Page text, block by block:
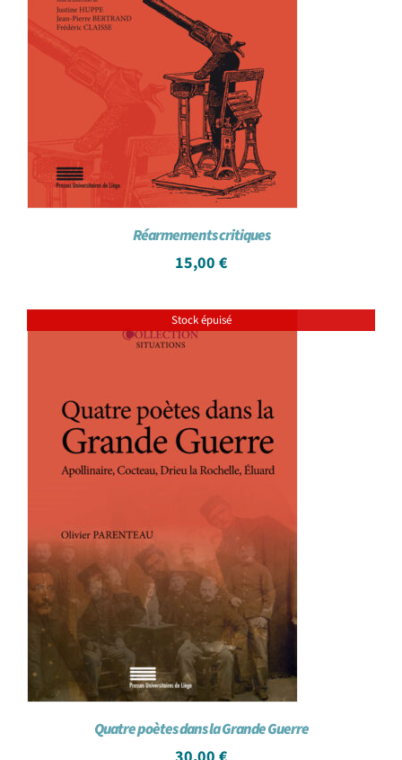
Réarmements critiques
15,00 €
Stock épuisé
Quatre poètes dans la Grande Guerre